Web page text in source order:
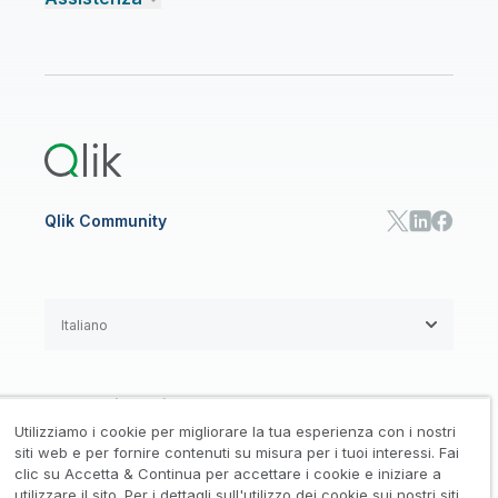
Qlik Cloud Analytics
Qlik Community
Accordi legali
Informativa su privacy e cookie /
Italiano
Utilizziamo i cookie per migliorare la tua esperienza con i nostri
siti web e per fornire contenuti su misura per i tuoi interessi. Fai
clic su Accetta & Continua per accettare i cookie e iniziare a
utilizzare il sito. Per i dettagli sull'utilizzo dei cookie sui nostri siti,